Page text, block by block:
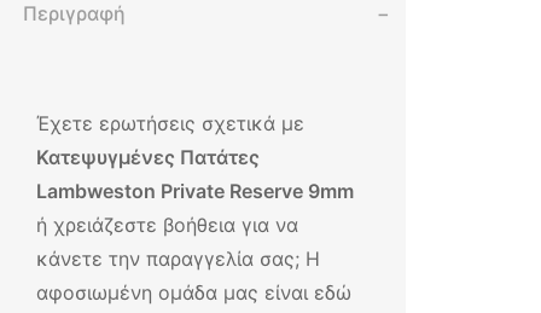
Περιγραφή
Έχετε ερωτήσεις σχετικά με
Κατεψυγμένες Πατάτες
Lambweston Private Reserve 9mm
ή χρειάζεστε βοήθεια για να
κάνετε την παραγγελία σας; Η
αφοσιωμένη ομάδα μας είναι εδώ